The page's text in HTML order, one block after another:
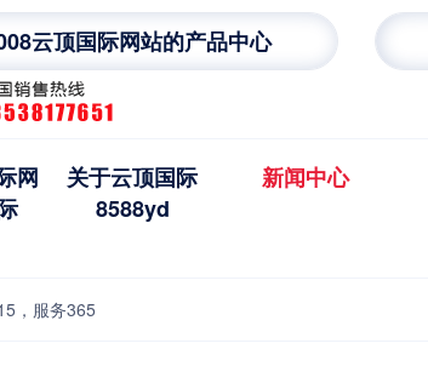
云顶国际网站的产品中心
网
关于云顶国际
8588yd
新闻中心
，服务365